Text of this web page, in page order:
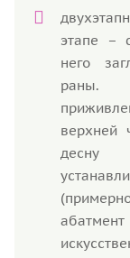
этапе –
него
раны.
верхней
десну